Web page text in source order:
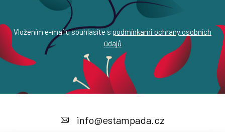
Vložením e-mailu souhlasíte s podmínkami ochrany osobních
údajů
info@estampada.cz